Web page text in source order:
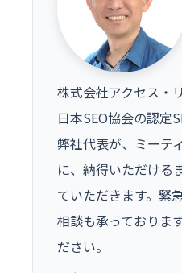
株式会社アクセス・
日本SEO協会の認定
弊社代表が、ミーテ
に、納得いただける
ていただきます。緊
相談も承っておりま
ださい。